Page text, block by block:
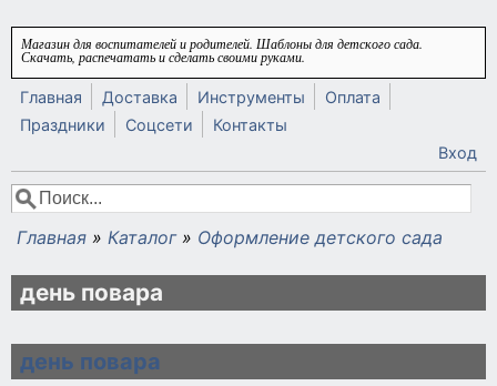
Перейти к основному содержанию
Магазин для воспитателей и родителей. Шаблоны для детского сада.
Скачать, распечатать и сделать своими руками.
Главная Доставка Инструменты
Оплата
Праздники
Соцсети
Контакты
Вход
Форма поиска
Поиск
Вы здесь
Главная » Каталог » Оформление детского сада
день повара
день повара